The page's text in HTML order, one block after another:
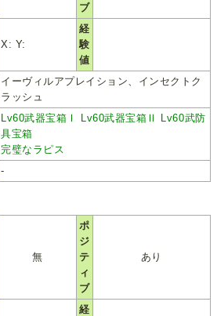
ブ
X: Y:
経
験
値
イーヴィルアプレイション、インセクトク
ラッシュ
Lv60武器宝箱Ⅰ Lv60武器宝箱Ⅱ
Lv60武防
具宝箱
完璧なラピス
-
無
ポ
ジ
テ
ィ
ブ
あり
経